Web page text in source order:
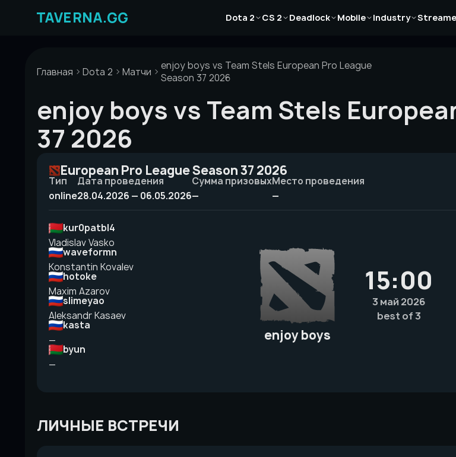
Dota 2
Статьи CS 2
СтатьиDeadlock
Статьи
Mobile
Статьи Industry
Статьи
Статьи
Главная Dota 2 Матчи
enjoy boys vs Team Stels European Pro League
Season 37 2026
enjoy boys vs Team Stels
37 2026
European Pro League Season 37 2026
Тип
online
Дата проведения
28.04.2026 — 06.05.2026
Сумма призовых
—
Место проведения
—
kur0patbI4
Vladislav Vasko
waveformn
Konstantin Kovalev
hotoke
Maxim Azarov
slimeyao
Aleksandr Kasaev
kasta
—
byun
—
enjoy boys
15:00
3 май 2026
best of 3
ЛИЧНЫЕ ВСТРЕЧИ